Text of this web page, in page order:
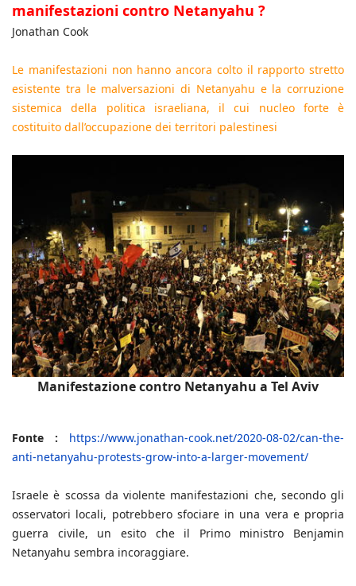
manifestazioni contro Netanyahu ?
Jonathan Cook
Le manifestazioni non hanno ancora colto il rapporto stretto
esistente tra le malversazioni di Netanyahu e la corruzione
sistemica della politica israeliana, il cui nucleo forte è
costituito dall’occupazione dei territori palestinesi
Manifestazione contro Netanyahu a Tel Aviv
Fonte :
https://www.jonathan-cook.net/2020-08-02/can-the-
anti-netanyahu-protests-grow-into-a-larger-movement/
Israele è scossa da violente manifestazioni che, secondo gli
osservatori locali, potrebbero sfociare in una vera e propria
guerra civile, un esito che il Primo ministro Benjamin
Netanyahu sembra incoraggiare.